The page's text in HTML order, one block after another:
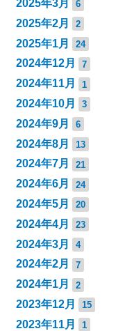
2025年3月 6
2025年2月 2
2025年1月 24
2024年12月 7
2024年11月 1
2024年10月 3
2024年9月 6
2024年8月 13
2024年7月 21
2024年6月 24
2024年5月 20
2024年4月 23
2024年3月 4
2024年2月 7
2024年1月 2
2023年12月 15
2023年11月 1